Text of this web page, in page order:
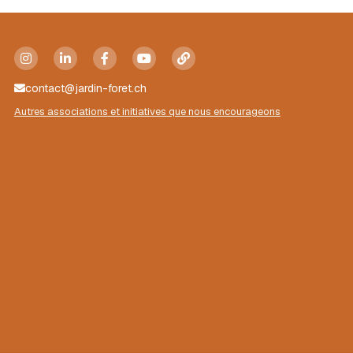
Ils parlent de nous
contact@jardin-foret.ch
Autres associations et initiatives que nous encourageons